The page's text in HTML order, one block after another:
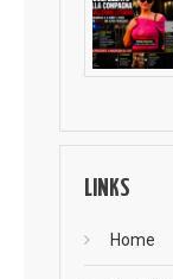
LINKS
Home